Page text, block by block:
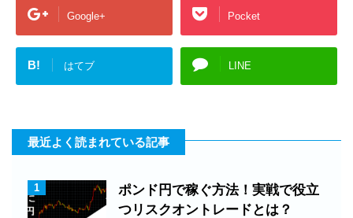
Google+ Pocket
B! はてブ LINE
最近よく読まれている記事
1
ポンド円で稼ぐ方法！実戦で役立
つリスクオントレードとは？